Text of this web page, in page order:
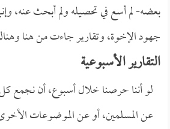
بعضه- لم أسع في تحصيله ولم أبحث عنه،
جهود الإخوة، وتقارير جاءت من هنا
التقارير الأسبوعية
لو أننا حرصنا خلال أسبوع، أن نجمع
عن المسلمين، أو عن الموضوعات